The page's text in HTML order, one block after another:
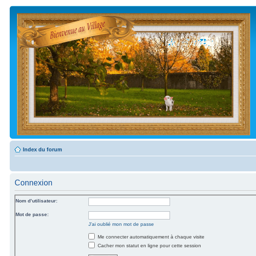
Index du forum
Connexion
Nom d’utilisateur:
Mot de passe:
J’ai oublié mon mot de passe
Me connecter automatiquement à chaque visite
Cacher mon statut en ligne pour cette session